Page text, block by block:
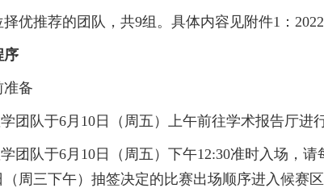
优推荐的团队，共9组。具体内容见附件1：
序
准备
团队于6月10日（周五）上午前往学术报告厅进
团队于6月10日（周五）下午12:30准时入场，
（周三下午）抽签决定的比赛出场顺序进入候赛区